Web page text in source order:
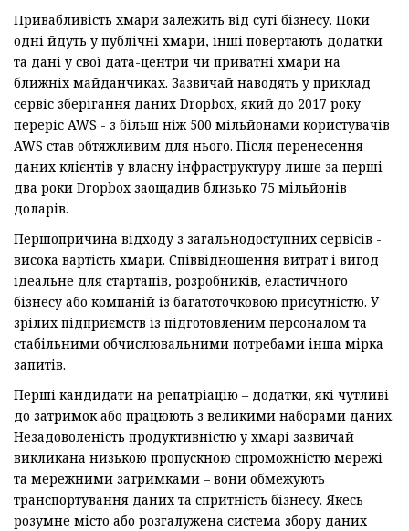
Привабливість хмари залежить від суті бізнесу. Поки
одні йдуть у публічні хмари, інші повертають додатки
та дані у свої дата-центри чи приватні хмари на
ближніх майданчиках. Зазвичай наводять у приклад
сервіс зберігання даних Dropbox, який до 2017 року
переріс AWS - з більш ніж 500 мільйонами користувачів
AWS став обтяжливим для нього. Після перенесення
даних клієнтів у власну інфраструктуру лише за перші
два роки Dropbox заощадив близько 75 мільйонів
доларів.
Першопричина відходу з загальнодоступних сервісів -
висока вартість хмари. Співвідношення витрат і вигод
ідеальне для стартапів, розробників, еластичного
бізнесу або компаній із багатоточковою присутністю. У
зрілих підприємств із підготовленим персоналом та
стабільними обчислювальними потребами інша мірка
запитів.
Перші кандидати на репатріацію – додатки, які чутливі
до затримок або працюють з великими наборами даних.
Незадоволеність продуктивністю у хмарі зазвичай
викликана низькою пропускною спроможністю мережі
та мережними затримками – вони обмежують
транспортування даних та спритність бізнесу. Якесь
розумне місто або розгалужена система збору даних